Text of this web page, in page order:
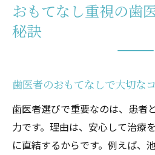
池田市で評判の歯医
歯医者選びで見逃せない
性
池田市で注目される
快適な治療空間を提
歯医者選びで役立つ
おもてなし重視の歯
秘訣
歯医者のおもてなしで大切な
歯医者選びで重要なのは、患者
力です。理由は、安心して治療
に直結するからです。例えば、